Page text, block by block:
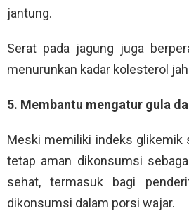
jantung.
Serat pada jagung juga
menurunkan kadar kolesterol
5. Membantu mengatur gula
Meski memiliki indeks glikemik
tetap aman dikonsumsi
sehat, termasuk bagi
dikonsumsi dalam porsi wajar.